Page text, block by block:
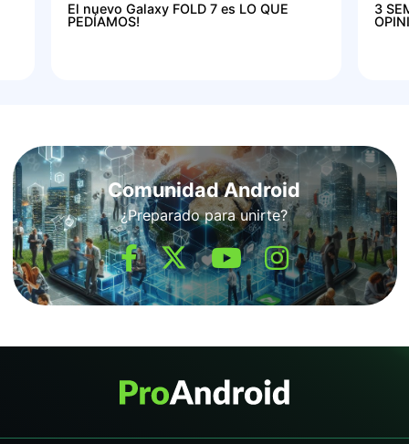
El nuevo Galaxy FOLD 7 es LO QUE
PEDÍAMOS!
3
Comunidad Android
¿Preparado para unirte?